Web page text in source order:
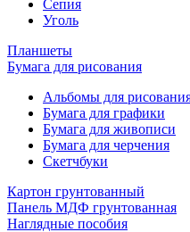
Сепия
Уголь
Планшеты
Бумага для рисования
Альбомы для
Бумага для графики
Бумага для живописи
Бумага для черчения
Скетчбуки
Картон грунтованный
Панель МДФ грунтованная
Наглядные пособия